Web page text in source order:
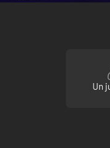
Un